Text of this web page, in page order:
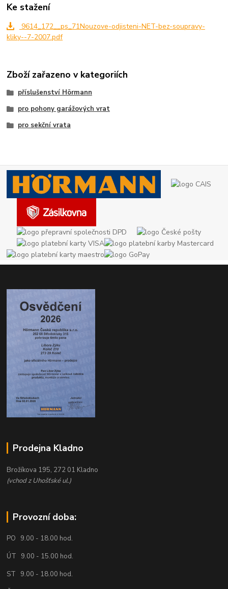
Ke stažení
9614_172__ps_71Nouzove-odjisteni-NET-bez-soupravy-
kliky--7-2007.pdf
Zboží zařazeno v kategoriích
příslušenství Hörmann
pro pohony garážových vrat
pro sekční vrata
Prodejna Kladno
Brožíkova 195, 272 01 Kladno
(vchod z Uhošťské ul.)
Provozní doba:
PO 9.00 - 18.00 hod.
ÚT 9.00 - 15.00 hod.
ST 9.00 - 18.00 hod.